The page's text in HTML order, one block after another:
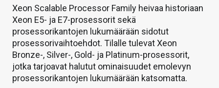
Xeon Scalable Processor Family heivaa historiaan
Xeon E5- ja E7-prosessorit sekä
prosessorikantojen lukumäärään sidotut
prosessorivaihtoehdot. Tilalle tulevat Xeon
Bronze-, Silver-, Gold- ja Platinum-prosessorit,
jotka tarjoavat halutut ominaisuudet emolevyn
prosessorikantojen lukumäärään katsomatta.